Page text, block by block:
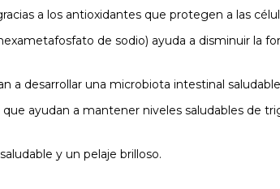
a los antioxidantes que protegen a las
de sodio) ayuda a disminuir la
a desarrollar una microbiota intestinal
ayudan a mantener niveles saludables de
y un pelaje brilloso.